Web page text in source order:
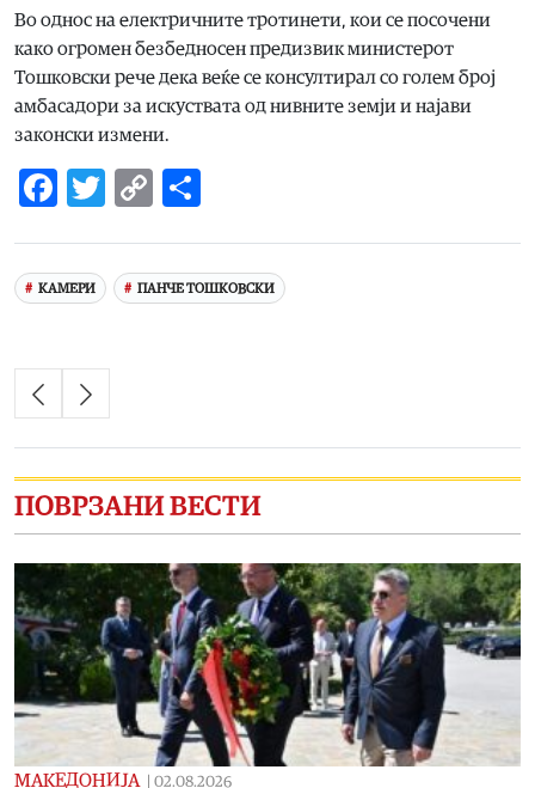
Во однос на електричните тротинети, кои се посочени
како огромен безбедносен предизвик министерот
Тошковски рече дека веќе се консултирал со голем број
амбасадори за искуствата од нивните земји и најави
законски измени.
Facebook
Twitter
Copy
КАМЕРИ ПАНЧЕ ТОШКОВСКИ
ПОВРЗАНИ ВЕСТИ
МАКЕДОНИЈА 02.08.2026